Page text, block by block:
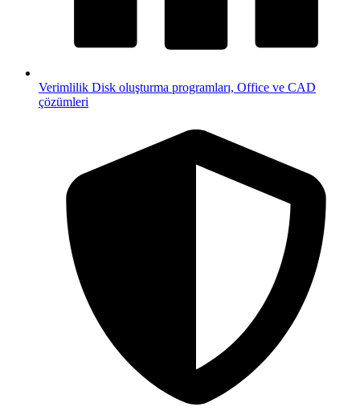
Verimlilik Disk oluşturma programları, Office ve CAD
çözümleri